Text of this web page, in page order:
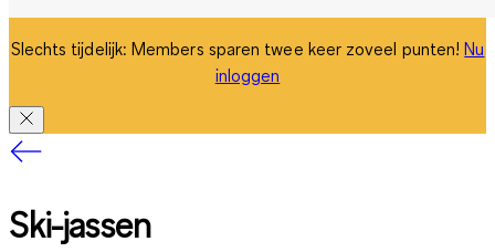
Slechts tijdelijk: Members sparen twee keer zoveel punten!Nu
inloggen
Ski-jassen